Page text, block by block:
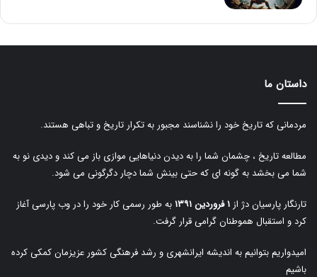
داستان ما
مردمانی که تاریخ خود را نشناسند مجبور به تکرار تاریخ و تباهی هستند.
مطالعه تاریخ ، چشمان شما را به دیدن دنیاهایی موازی باز می کند و دیدی نو به
شما می بخشد به گونه ای که حتی بینش شما دچار دگرگونی می شود.
تارنگار پارسیان دژ از ۱ فروردین ۱۳۹۱
به طور رسمی کار خود را در وب پارسی آغاز
کرد و استقبال هموطنان گرامی قرار گرفت.
امیدواریم بتوانیم به اندیشه ایرانشهری و رشد فرهنگی کشور عزیزمان کمکی کرده
باشیم